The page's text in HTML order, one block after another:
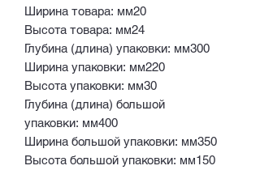
Ширина товара: мм20
Высота товара: мм24
Глубина (длина) упаковки: мм300
Ширина упаковки: мм220
Высота упаковки: мм30
Глубина (длина) большой
упаковки: мм400
Ширина большой упаковки: мм350
Высота большой упаковки: мм150